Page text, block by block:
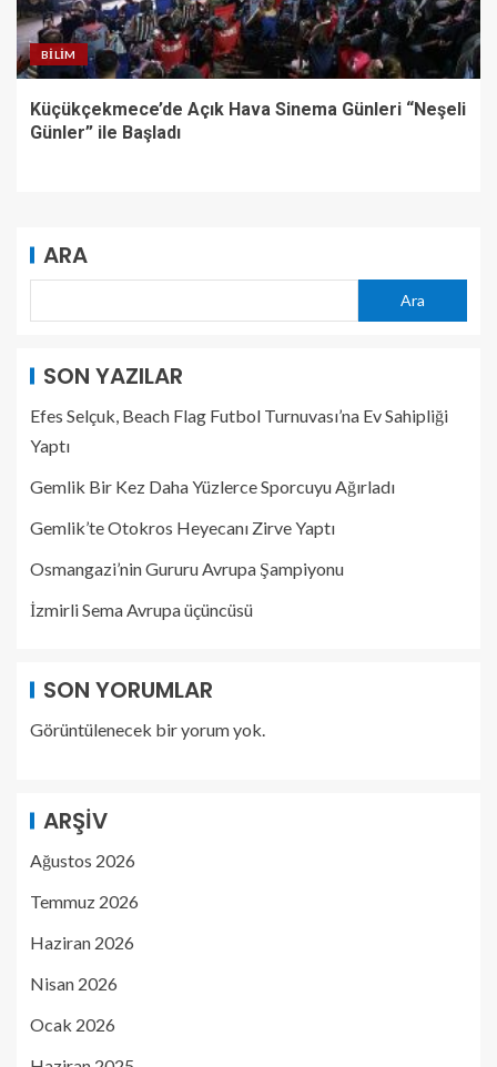
BILIM
Küçükçekmece’de Açık Hava Sinema Günleri “Neşeli
Günler” ile Başladı
ARA
Ara
SON YAZILAR
Efes Selçuk, Beach Flag Futbol Turnuvası’na Ev Sahipliği
Yaptı
Gemlik Bir Kez Daha Yüzlerce Sporcuyu Ağırladı
Gemlik’te Otokros Heyecanı Zirve Yaptı
Osmangazi’nin Gururu Avrupa Şampiyonu
İzmirli Sema Avrupa üçüncüsü
SON YORUMLAR
Görüntülenecek bir yorum yok.
ARŞIV
Ağustos 2026
Temmuz 2026
Haziran 2026
Nisan 2026
Ocak 2026